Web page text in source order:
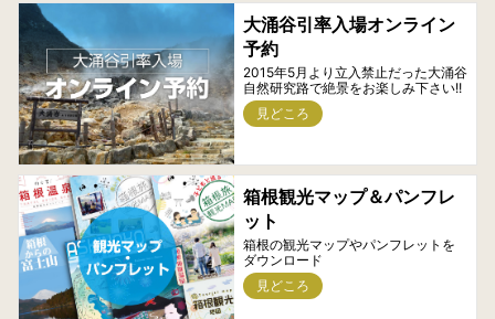
大涌谷引率入場オンライン
予約
2015年5月より立入禁止だった大涌谷
自然研究路で絶景をお楽しみ下さい!!
見どころ
箱根観光マップ＆パンフレ
ット
箱根の観光マップやパンフレットを
ダウンロード
見どころ